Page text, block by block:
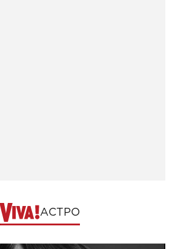
АСТРО